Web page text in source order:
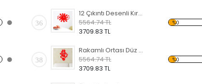
36
12 Çıkıntı Desenli Kırmızı Dekoratif Duvar Saati
5564.74 TL
3709.83 TL
%0
38
Rakamlı Ortası Düz Kırmızı Dekoratif Duvar Saati
5564.74 TL
3709.83 TL
%0